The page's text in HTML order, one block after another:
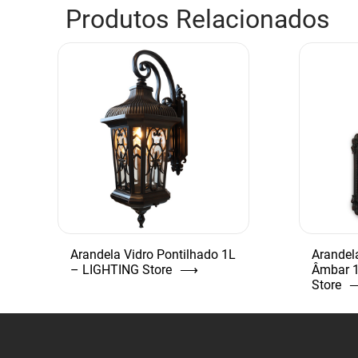
Produtos Relacionados
Arandela Vidro Pontilhado 1L
– LIGHTING Store ⟶
Âmbar
Store